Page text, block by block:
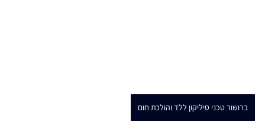
ברושור טכני סיליקון ללד והולכת חום